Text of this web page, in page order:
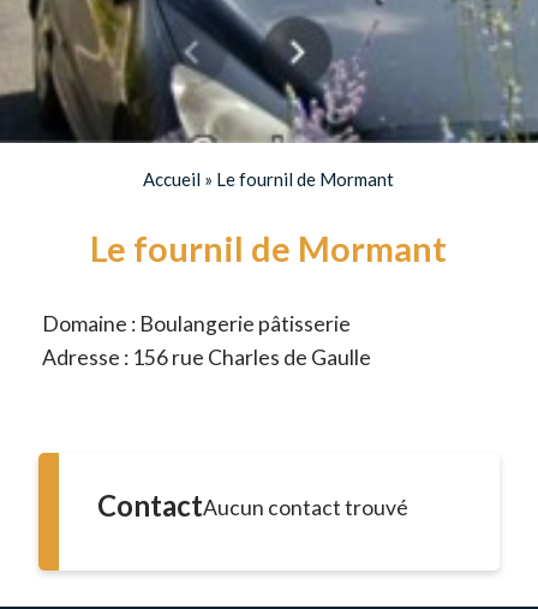
Accueil » Le fournil de Mormant
Le fournil de Mormant
Domaine : Boulangerie pâtisserie
Adresse : 156 rue Charles de Gaulle
ContactAucun contact trouvé